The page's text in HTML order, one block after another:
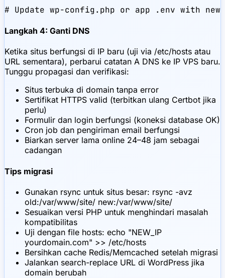
# Update wp-config.php or app .env with
Langkah 4: Ganti DNS
Ketika situs berfungsi di IP baru (uji via /etc/hosts atau
URL sementara), perbarui catatan A DNS ke IP VPS baru.
Tunggu propagasi dan verifikasi:
Situs terbuka di domain tanpa error
Sertifikat HTTPS valid (terbitkan ulang Certbot jika
perlu)
Formulir dan login berfungsi (koneksi database OK)
Cron job dan pengiriman email berfungsi
Biarkan server lama online 24–48 jam sebagai
cadangan
Tips migrasi
Gunakan rsync untuk situs besar: rsync -avz
old:/var/www/site/ new:/var/www/site/
Sesuaikan versi PHP untuk menghindari masalah
kompatibilitas
Uji dengan file hosts: echo "NEW_IP
yourdomain.com" >> /etc/hosts
Bersihkan cache Redis/Memcached setelah migrasi
Jalankan search-replace URL di WordPress jika
domain berubah